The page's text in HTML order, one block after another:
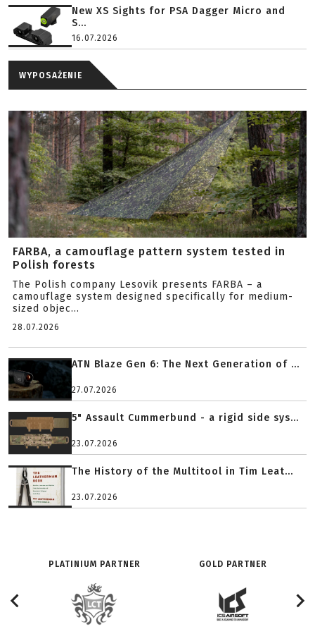
New XS Sights for PSA Dagger Micro and
S...
16.07.2026
WYPOSAŻENIE
FARBA, a camouflage pattern system tested in
Polish forests
The Polish company Lesovik presents FARBA – a
camouflage system designed specifically for medium-
sized objec...
28.07.2026
ATN Blaze Gen 6: The Next Generation of ...
27.07.2026
5" Assault Cummerbund - a rigid side sys...
23.07.2026
The History of the Multitool in Tim Leat...
23.07.2026
PLATINIUM PARTNER GOLD PARTNER